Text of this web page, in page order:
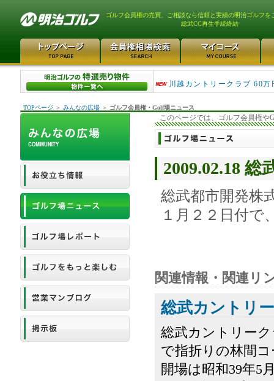
ゴルフ会員権の売買、ご相談なら信頼と実績の明治ゴルフを
総武CC再生手続終結
津久井湖ゴルフ倶楽部 80万
川越カントリークラブ 60万
TOPページ ＞ みんなの広場 ＞ ゴルフ会員権・Golf場ニュース
このページでは、ゴルフ会員権や
2009.02.18 総
総武都市開発株
１月２２日付で
関連情報・関連リ
総武カントリ
総武カントリー
で指折りの林間
開場は昭和39年5